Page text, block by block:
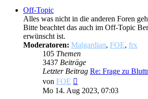
Off-Topic
Alles was nicht in die anderen Foren
Bitte beachtet das auch im Off-Topic
erwünscht ist.
Moderatoren: Malgardian, FOE, frx
105 Themen
3437 Beiträge
Letzter Beitrag Re: Frage zu
von FOE
Beitrag
Mo 14. Aug 2023, 07:03